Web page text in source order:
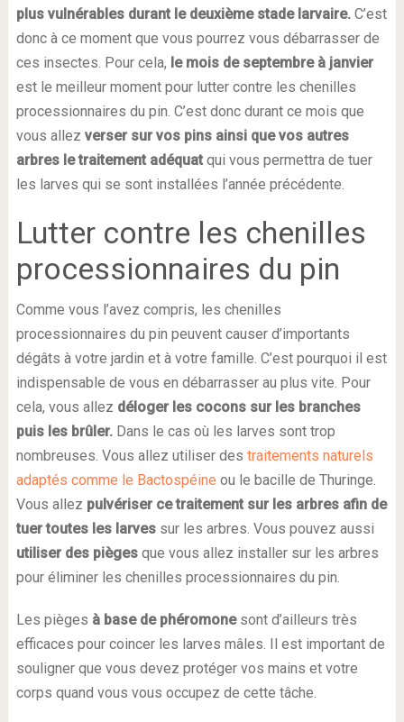
plus vulnérables durant le deuxième stade larvaire. C’est
donc à ce moment que vous pourrez vous débarrasser de
ces insectes. Pour cela, le mois de septembre à janvier
est le meilleur moment pour lutter contre les chenilles
processionnaires du pin. C’est donc durant ce mois que
vous allez verser sur vos pins ainsi que vos autres
arbres le traitement adéquatqui vous permettra de tuer
les larves qui se sont installées l’année précédente.
Lutter contre les chenilles
processionnaires du pin
Comme vous l’avez compris, les chenilles
processionnaires du pin peuvent causer d’importants
dégâts à votre jardin et à votre famille. C’est pourquoi il est
indispensable de vous en débarrasser au plus vite. Pour
cela, vous allez déloger les cocons sur les branches
puis les brûler.Dans le cas où les larves sont trop
nombreuses. Vous allez utiliser des traitements naturels
adaptés comme le Bactospéine ou le bacille de Thuringe.
Vous allez pulvériser ce traitement sur les arbres afin de
tuer toutes les larvessur les arbres. Vous pouvez aussi
utiliser des pièges que vous allez installer sur les arbres
pour éliminer les chenilles processionnaires du pin.
Les pièges à base de phéromonesont d’ailleurs très
efficaces pour coincer les larves mâles. Il est important de
souligner que vous devez protéger vos mains et votre
corps quand vous vous occupez de cette tâche.